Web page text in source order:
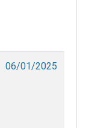
06/01/2025